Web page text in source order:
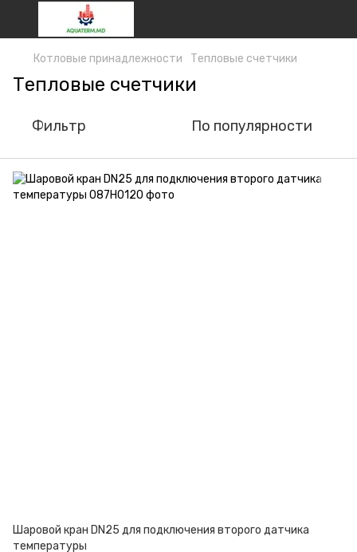
Котловые принадлежности Тепловые счетчики
Тепловые счетчики
Фильтр По популярности
Шаровой кран DN25 для подключения второго датчика
температуры